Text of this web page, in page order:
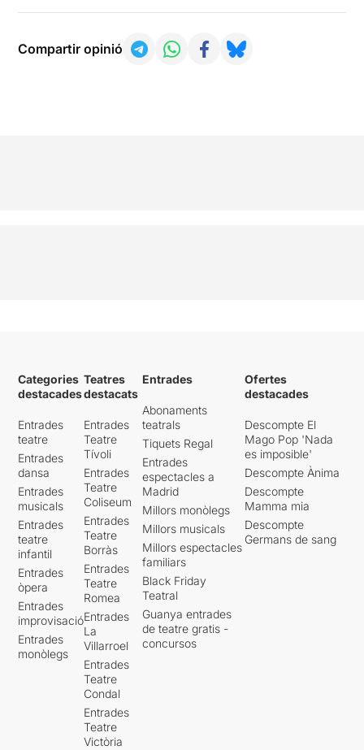
Compartir opinió
Categories
destacades
Entrades
teatre
Entrades
dansa
Entrades
musicals
Entrades
teatre
infantil
Entrades
òpera
Entrades
improvisació
Entrades
monòlegs
Teatres
destacats
Entrades
Teatre
Tívoli
Entrades
Teatre
Coliseum
Entrades
Teatre
Borràs
Entrades
Teatre
Romea
Entrades
La
Villarroel
Entrades
Teatre
Condal
Entrades
Teatre
Victòria
Entrades
Abonaments
teatrals
Tiquets Regal
Entrades
espectacles a
Madrid
Millors monòlegs
Millors musicals
Millors espectacles
familiars
Black Friday
Teatral
Guanya entrades
de teatre gratis -
concursos
Ofertes
destacades
Descompte El
Mago Pop 'Nada
es imposible'
Descompte Ànima
Descompte
Mamma mia
Descompte
Germans de sang